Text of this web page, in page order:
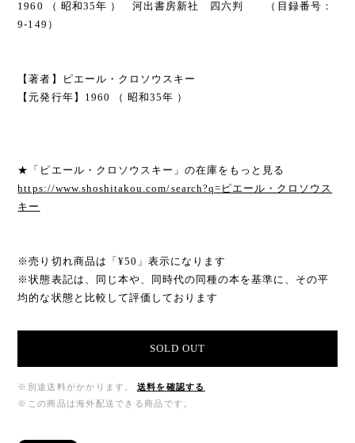
1960 （ 昭和35年 ） 河出書房新社 四六判 （目録番号：
9-149）
【著者】ピエール・クロソウスキー
【元発行年】1960 （ 昭和35年 ）
★「ピエール・クロソウスキー」の在庫をもっと見る
https://www.shoshitakou.com/search?q=ピエール・クロソウス
キー
※売り切れ商品は「¥50」表示になります
※状態表記は、同じ本や、同時代の同種の本を基準に、その平
均的な状態と比較して評価しております
SOLD OUT
※別途送料がかかります。
送料を確認する
※この商品は海外配送できる商品です。